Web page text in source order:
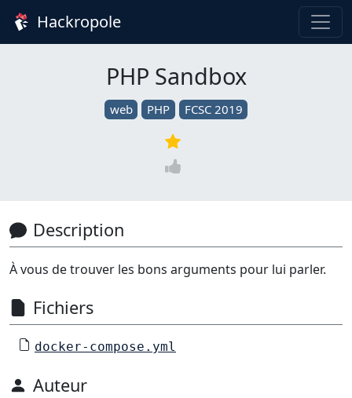
Hackropole
PHP Sandbox
web PHP FCSC 2019
Description
À vous de trouver les bons arguments pour lui parler.
Fichiers
docker-compose.yml
Auteur